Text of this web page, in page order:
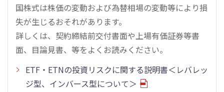
国株式は株価の変動および為替相場の変動等により損
失が生じるおそれがあります。
詳しくは、契約締結前交付書面や上場有価証券等書
面、目論見書、等をよくお読みください。
ETF・ETNの投資リスクに関する説明書＜レバレッ
ジ型、インバース型について＞